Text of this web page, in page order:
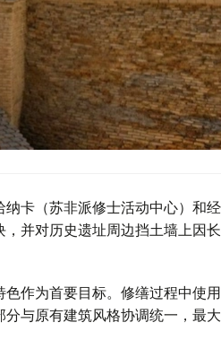
卡（苏非派修士活动中心）和
并对历史遗址周边挡土墙上因
作为首要目标。修缮过程中使
与原有建筑风格协调统一，最